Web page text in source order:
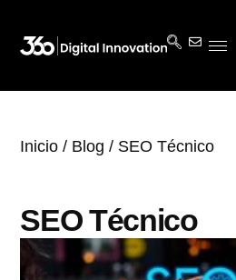
Inicio / Blog / SEO Técnico
SEO Técnico